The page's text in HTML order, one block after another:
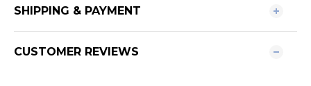
SHIPPING & PAYMENT
CUSTOMER REVIEWS